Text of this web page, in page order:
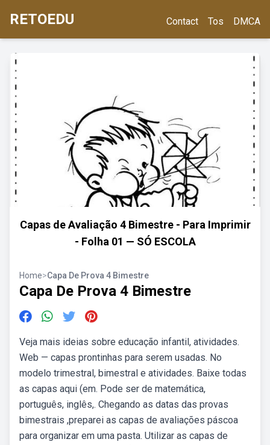
RETOEDU Contact Tos DMCA
Capas de Avaliação 4 Bimestre - Para Imprimir
- Folha 01 — SÓ ESCOLA
Home>Capa De Prova 4 Bimestre
Capa De Prova 4 Bimestre
Veja mais ideias sobre educação infantil, atividades.
Web — capas prontinhas para serem usadas. No
modelo trimestral, bimestral e atividades. Baixe todas
as capas aqui (em. Pode ser de matemática,
português, inglês,. Chegando as datas das provas
bimestrais ,preparei as capas de avaliações páscoa
para organizar em uma pasta. Utilizar as capas de